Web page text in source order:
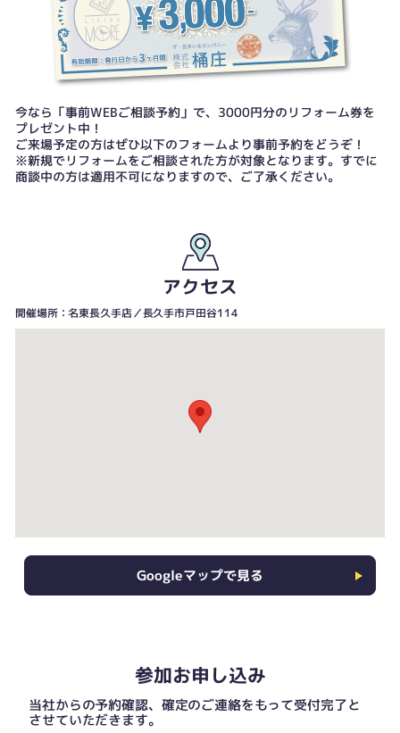
今なら「事前WEBご相談予約」で、3000円分のリフォーム券を
プレゼント中！
ご来場予定の方はぜひ以下のフォームより事前予約をどうぞ！
※新規でリフォームをご相談された方が対象となります。すでに
商談中の方は適用不可になりますので、ご了承ください。
アクセス
開催場所：名東長久手店／長久手市戸田谷114
Googleマップで見る
参加お申し込み
当社からの予約確認、確定のご連絡をもって受付完了と
させていただきます。